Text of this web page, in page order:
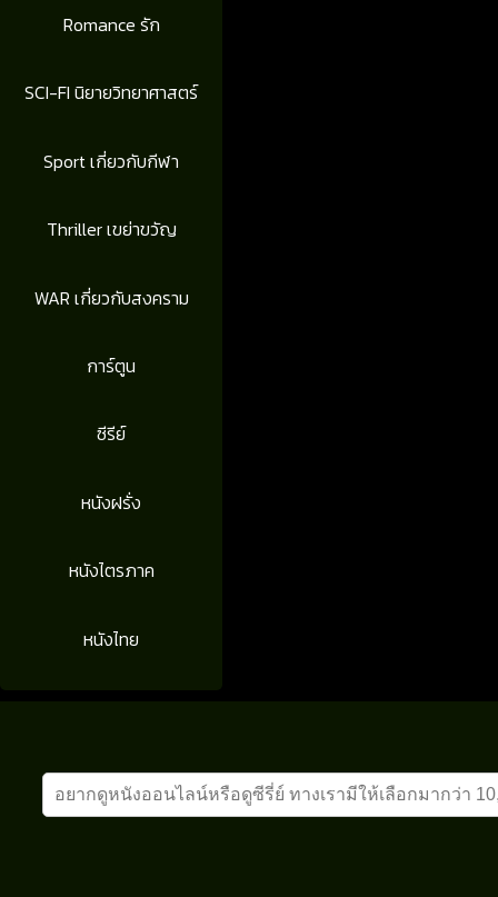
Romance รัก
SCI-FI นิยายวิทยาศาสตร์
Sport เกี่ยวกับกีฬา
Thriller เขย่าขวัญ
WAR เกี่ยวกับสงคราม
การ์ตูน
ซีรีย์
หนังฝรั่ง
หนังไตรภาค
หนังไทย